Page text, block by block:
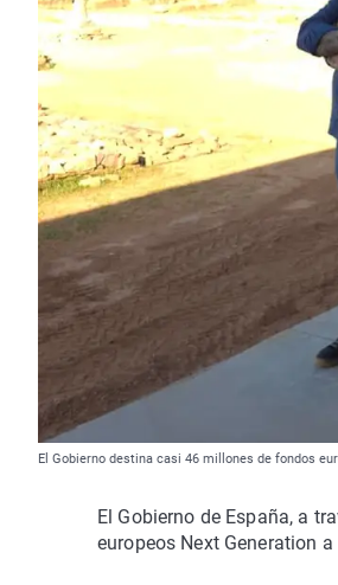
El Gobierno destina casi 46 millones de fondos
El Gobierno de España, a
europeos Next Generation